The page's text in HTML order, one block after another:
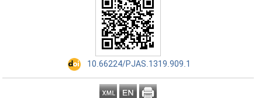
‎ 10.66224/PJAS.1319.909.1